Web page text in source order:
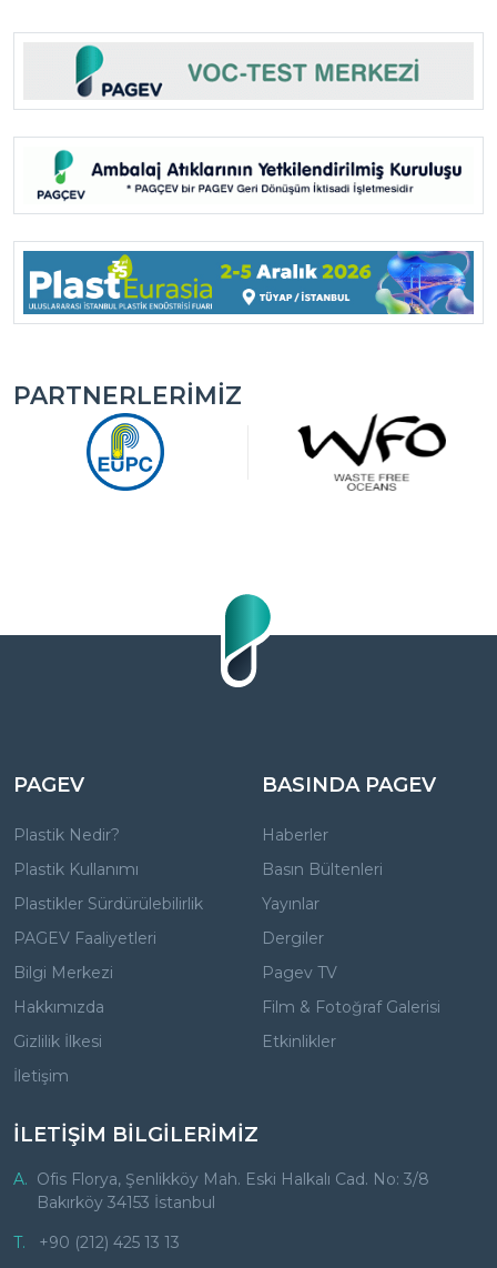
PARTNERLERIMIZ
PAGEV
Plastik Nedir?
Plastik Kullanımı
Plastikler Sürdürülebilirlik
PAGEV Faaliyetleri
Bilgi Merkezi
Hakkımızda
Gizlilik İlkesi
İletişim
BASINDA PAGEV
Haberler
Basın Bültenleri
Yayınlar
Dergiler
Pagev TV
Film & Fotoğraf Galerisi
Etkinlikler
İLETİŞİM BİLGİLERİMİZ
A. Ofis Florya, Şenlikköy Mah. Eski Halkalı Cad. No: 3/8
Bakırköy 34153 İstanbul
T.
+90 (212) 425 13 13